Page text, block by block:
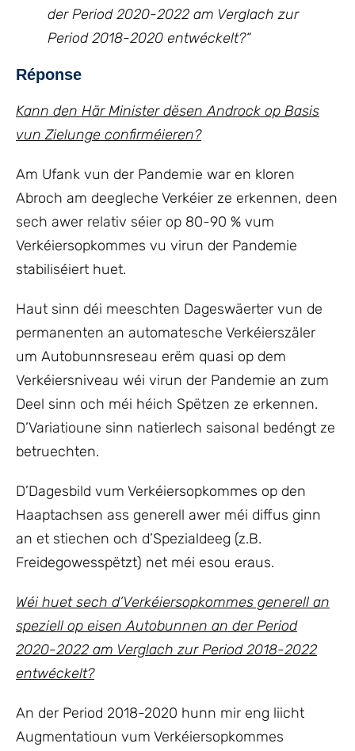
der Period 2020-2022 am Verglach zur
Period 2018-2020 entwéckelt?“
Réponse
Kann den Här Minister dësen Androck op Basis
vun Zielunge confirméieren?
Am Ufank vun der Pandemie war en kloren
Abroch am deegleche Verkéier ze erkennen, deen
sech awer relativ séier op 80-90 % vum
Verkéiersopkommes vu virun der Pandemie
stabiliséiert huet.
Haut sinn déi meeschten Dageswäerter vun de
permanenten an automatesche Verkéierszäler
um Autobunnsreseau erëm quasi op dem
Verkéiersniveau wéi virun der Pandemie an zum
Deel sinn och méi héich Spëtzen ze erkennen.
D’Variatioune sinn natierlech saisonal bedéngt ze
betruechten.
D’Dagesbild vum Verkéiersopkommes op den
Haaptachsen ass generell awer méi diffus ginn
an et stiechen och d’Spezialdeeg (z.B.
Freidegowesspëtzt) net méi esou eraus.
Wéi huet sech d’Verkéiersopkommes generell an
speziell op eisen Autobunnen an der Period
2020-2022 am Verglach zur Period 2018-2022
entwéckelt?
An der Period 2018-2020 hunn mir eng liicht
Augmentatioun vum Verkéiersopkommes